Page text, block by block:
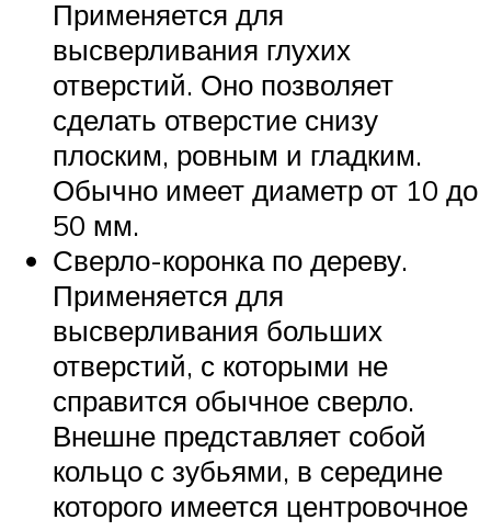
Применяется для
высверливания глухих
отверстий. Оно позволяет
сделать отверстие снизу
плоским, ровным и гладким.
Обычно имеет диаметр от 10 до
50 мм.
Сверло-коронка по дереву.
Применяется для
высверливания больших
отверстий, с которыми не
справится обычное сверло.
Внешне представляет собой
кольцо с зубьями, в середине
которого имеется центровочное